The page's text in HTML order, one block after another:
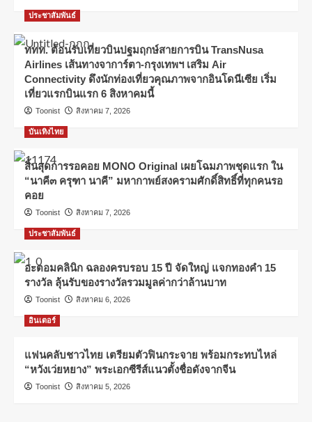
ประชาสัมพันธ์
ททท. ต้อนรับเที่ยวบินปฐมฤกษ์สายการบิน TransNusa
Airlines เส้นทางจาการ์ตา-กรุงเทพฯ เสริม Air
Connectivity ดึงนักท่องเที่ยวคุณภาพจากอินโดนีเซีย เริ่ม
เที่ยวแรกบินแรก 6 สิงหาคมนี้
Toonist สิงหาคม 7, 2026
บันเทิงไทย
สิ้นสุดการรอคอย MONO Original เผยโฉมภาพชุดแรก ใน
“นาคี๓ ครุฑา นาคี” มหากาพย์สงครามศักดิ์สิทธิ์ที่ทุกคนรอ
คอย
Toonist สิงหาคม 7, 2026
ประชาสัมพันธ์
อะตอมคลินิก ฉลองครบรอบ 15 ปี จัดใหญ่ แจกทองคำ 15
รางวัล ลุ้นรับของรางวัลรวมมูลค่ากว่าล้านบาท
Toonist สิงหาคม 6, 2026
อินเตอร์
แฟนคลับชาวไทย เตรียมตัวฟินกระจาย พร้อมกระทบไหล่
“หวังเว่ยหยาง” พระเอกซีรีส์แนวตั้งชื่อดังจากจีน
Toonist สิงหาคม 5, 2026